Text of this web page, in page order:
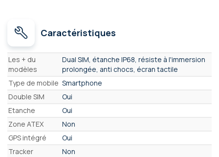
Caractéristiques
Caractéristiques
Les + du
modèles
Dual SIM, étanche IP68, résiste à l'immersion
prolongée, anti chocs, écran tactile
Type de mobile Smartphone
Double SIM
Oui
Etanche
Oui
Zone ATEX
Non
GPS intégré
Oui
Tracker
Non